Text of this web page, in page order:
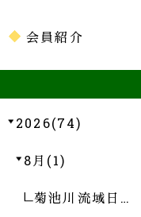
会員紹介
2026(74)
8月(1)
菊池川流域日…